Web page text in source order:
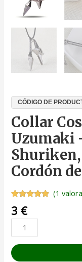
CÓDIGO DE
Collar
Uzumaki
Cordón
con5.00
5 en base
valoración
de un
(1
3 €